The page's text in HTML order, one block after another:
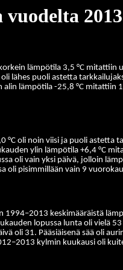
vuodelta 2013
lämpötila 3,5 °C
lähes puoli astetta
alin lämpötila -25,8 °C mitattiin
°C oli noin viisi ja puoli
ylin lämpötila +6,4 °C
oli vain yksi päivä, jolloin
oli pisimmillään vain 9
keskimääräistä
lopussa lunta oli vielä
oli 31. Pääsiäisenä sää oli
kylmin kuukausi oli